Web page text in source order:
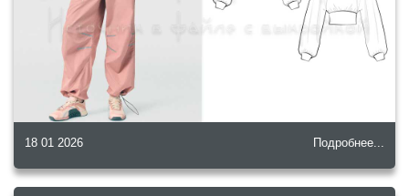
18 01 2026 Подробнее...